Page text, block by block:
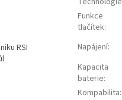
RSI
Funkce
tlačítek:
Napájení:
Kapacita
baterie:
Kompabilita: